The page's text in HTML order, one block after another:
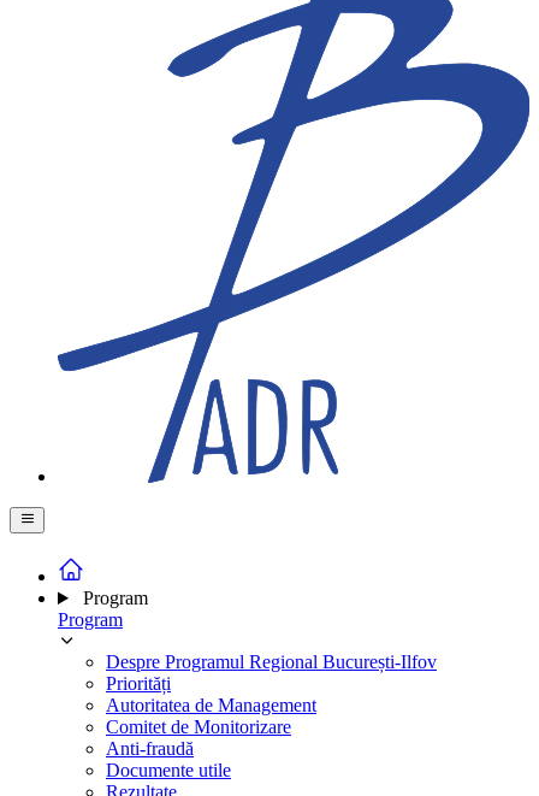
Program
Program
Despre Programul Regional București-Ilfov
Priorități
Autoritatea de Management
Comitet de Monitorizare
Anti-fraudă
Documente utile
Rezultate